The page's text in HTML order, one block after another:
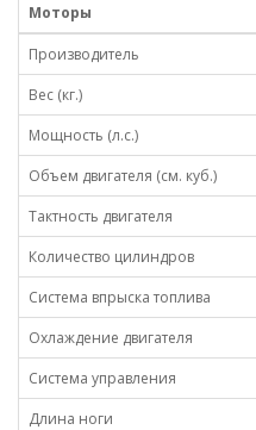
Моторы
Производитель
Вес (кг.)
Мощность (л.с.)
Объем двигателя (см. куб.)
Тактность двигателя
Количество цилиндров
Система впрыска топлива
Охлаждение двигателя
Система управления
Длина ноги